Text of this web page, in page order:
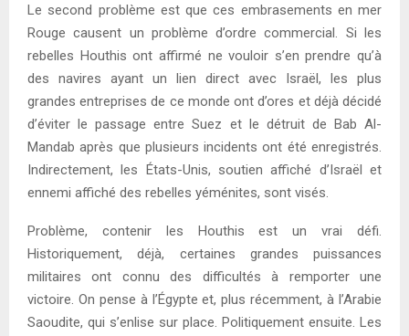
Le second problème est que ces embrasements en mer
Rouge causent un problème d’ordre commercial. Si les
rebelles Houthis ont affirmé ne vouloir s’en prendre qu’à
des navires ayant un lien direct avec Israël, les plus
grandes entreprises de ce monde ont d’ores et déjà décidé
d’éviter le passage entre Suez et le détruit de Bab Al-
Mandab après que plusieurs incidents ont été enregistrés.
Indirectement, les États-Unis, soutien affiché d’Israël et
ennemi affiché des rebelles yéménites, sont visés.
Problème, contenir les Houthis est un vrai défi.
Historiquement, déjà, certaines grandes puissances
militaires ont connu des difficultés à remporter une
victoire. On pense à l’Égypte et, plus récemment, à l’Arabie
Saoudite, qui s’enlise sur place. Politiquement ensuite. Les